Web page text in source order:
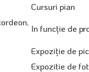
Cursuri pian
In funcţie de
Expoziţie de
Expozitie de